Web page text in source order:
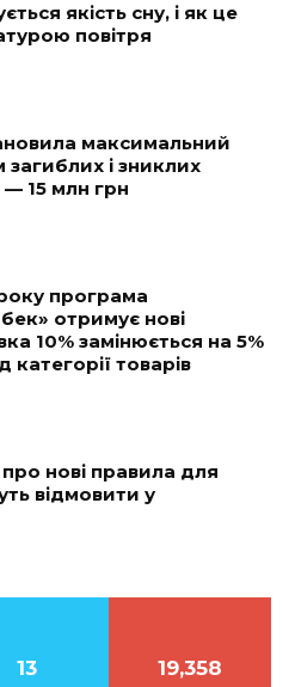
якість сну, і як це
повітря
максимальний
загиблих і зниклих
— 15 млн грн
програма
отримує нові
10% замінюється на 5%
категорії товарів
нові правила для
відмовити у
13 19,358